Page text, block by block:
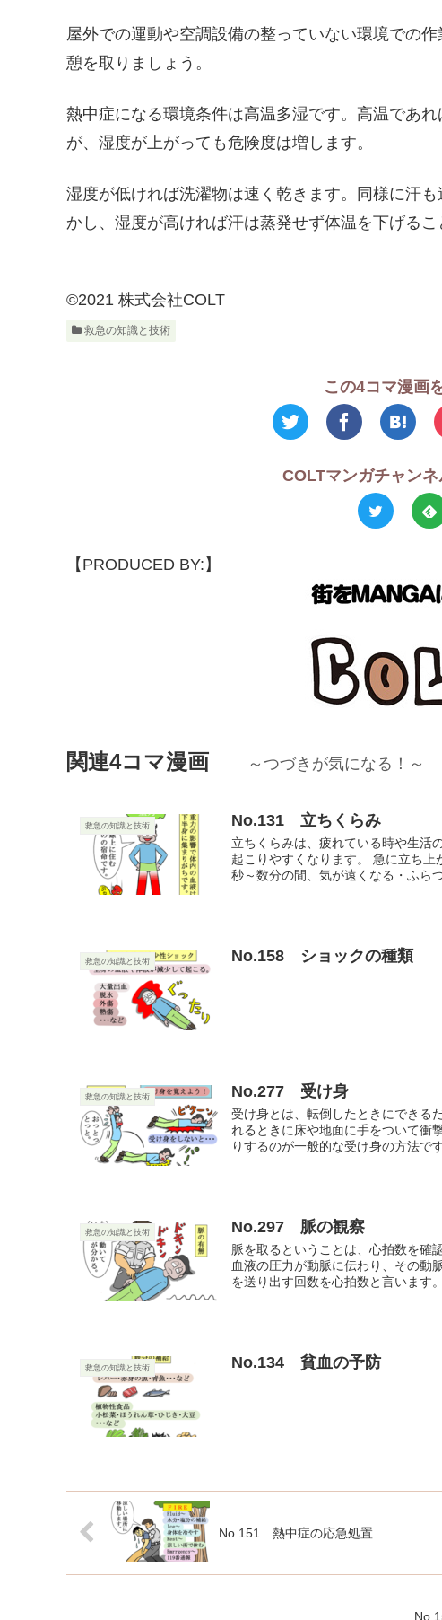
屋外での運動や空調設備の整っていない環境での
憩を取りましょう。
熱中症になる環境条件は高温多湿です。高温であ
が、湿度が上がっても危険度は増します。
湿度が低ければ洗濯物は速く乾きます。同様に汗
かし、湿度が高ければ汗は蒸発せず体温を下げるこ
©2021 株式会社COLT
救急の知識と技術
この4コマ漫画
COLTマンガチャン
【PRODUCED BY:】
関連4コマ漫画 ～つづきが気になる！～
救急の知識と技術 No.131 立ちくらみ
立ちくらみは、疲れている時や生活
起こりやすくなります。 急に立ち
秒～数分の間、気が遠くなる・ふら
救急の知識と技術 No.158 ショックの種類
救急の知識と技術 No.277 受け身
受け身とは、転倒したときにできる
れるときに床や地面に手をついて衝
りするのが一般的な受け身の方法で
救急の知識と技術 No.297 脈の観察
脈を取るということは、心拍数を確
血液の圧力が動脈に伝わり、その動
を送り出す回数を心拍数と言います
救急の知識と技術 No.134 貧血の予防
No.151 熱中症の応急処置